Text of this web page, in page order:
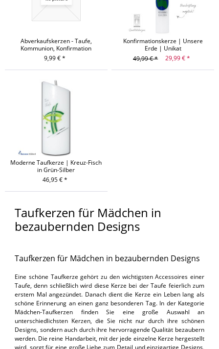
Abverkaufskerzen - Taufe,
Kommunion, Konfirmation
9,99 € *
Konfirmationskerze | Unsere
Erde | Unikat
49,99 € *
29,99 € *
Moderne Taufkerze | Kreuz-Fisch
in Grün-Silber
46,95 € *
Taufkerzen für Mädchen in
bezaubernden Designs
Taufkerzen für Mädchen in bezaubernden Designs
Eine schöne Taufkerze gehört zu den wichtigsten Accessoires einer
Taufe, denn schließlich wird diese Kerze bei der Taufe feierlich zum
erstem Mal angezündet. Danach dient die Kerze ein Leben lang als
schöne Erinnerung an einen ganz besonderen Tag. In der Kategorie
Mädchen-Taufkerzen finden Sie eine große Auswahl an
unterschiedlichsten Kerzen, die Sie nicht nur durch ihre schönen
Designs, sondern auch durch ihre hervorragende Qualität bezaubern
werden. Die reine Handarbeit, mit der jede einzelne Kerze hergestellt
wird, sorgt für eine große Liebe zum Detail und einzigartige Designs,